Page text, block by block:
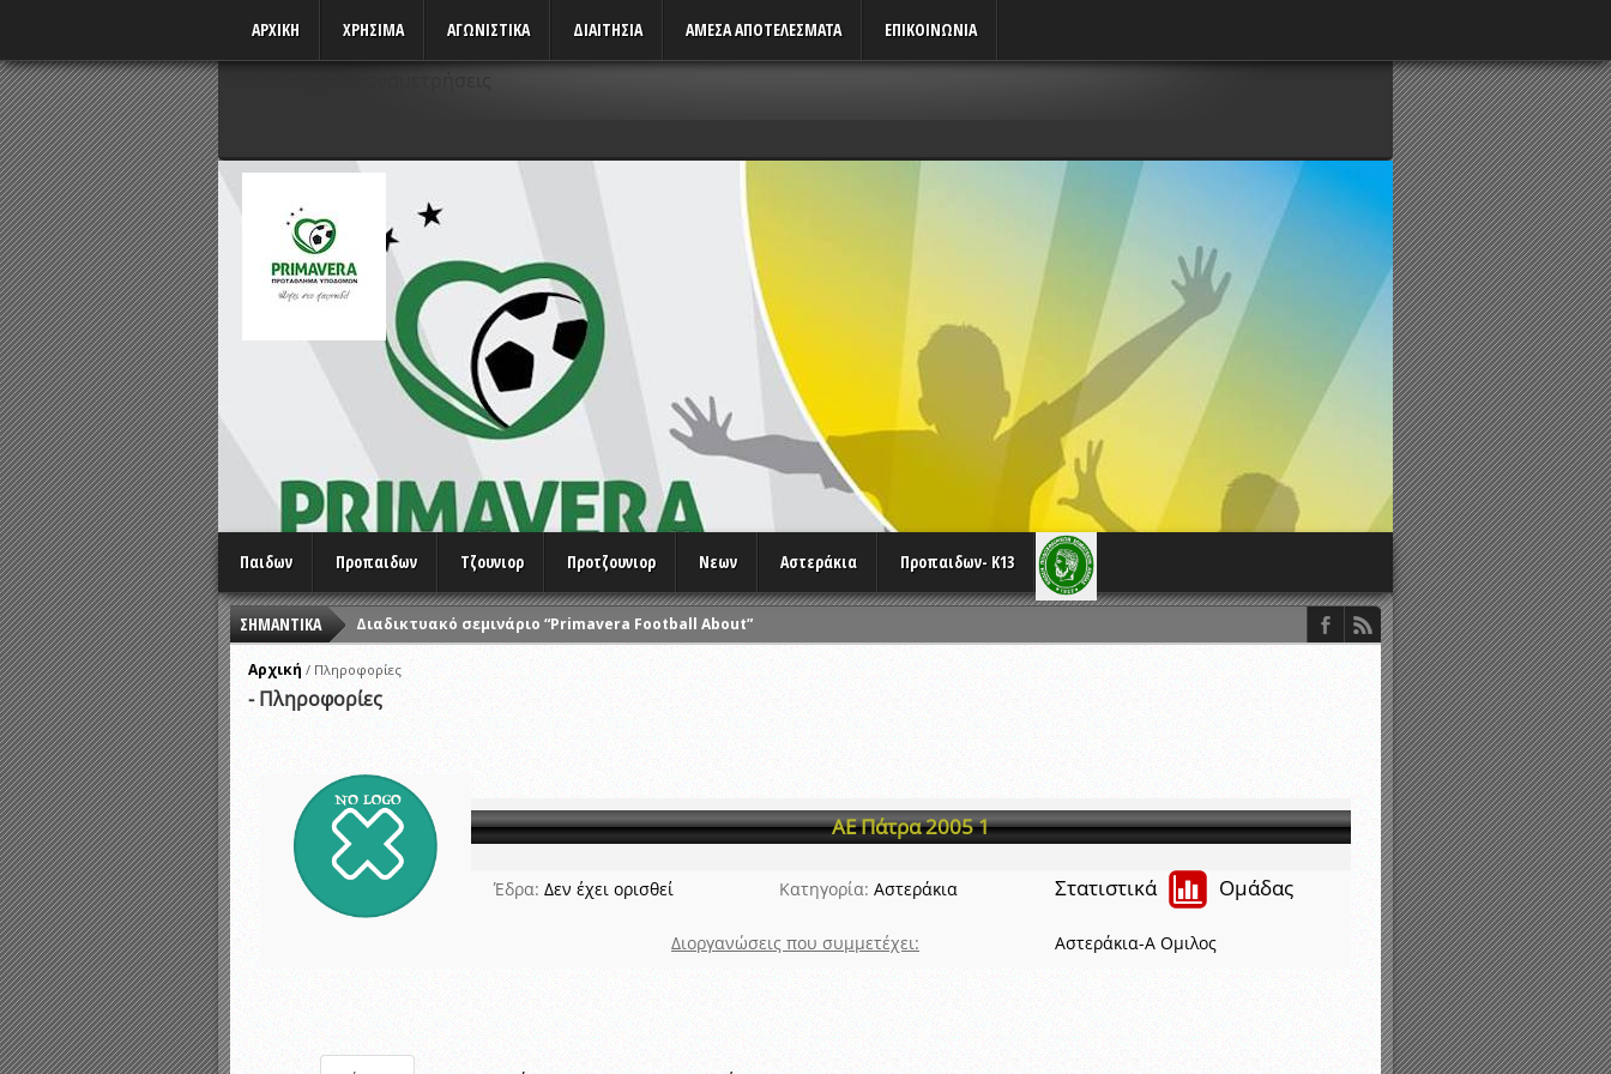
ΑΡΧΙΚΗ ΧΡΗΣΙΜΑ ΑΓΩΝΙΣΤΙΚΆ ΔΙΑΙΤΗΣΙΑ ΑΜΕΣΑ ΑΠΟΤΕΛΕΣΜΑΤΑ ΕΠΙΚΟΙΝΩΝΙΑ
Παιδων Προπαιδων Τζουνιορ Προτζουνιορ Νεων Αστεράκια Προπαιδων- K13
ΣΗΜΑΝΤΙΚΑ
Διαδικτυακό σεμινάριο “Primavera Football About”
ΑΝΑΒΟΛΗ ΟΛΩΝ ΤΩΝ ΑΓΩΝΩΝ
ΦΕΣΤΙΒΑΛ ΑΘΛΗΤΙΚΩΝ ΑΚΑΔΗΜΙΩΝ ΟΠΑΠ
ΠΡΟΓΡΑΜΜΑ ΤΕΧΝΟΜΕΤΡΙΑΣ ATHLOMETRIX
Αναβολή αγώνων λόγω καιρικών συνθηκών
Ώρες έναρξης αγώνων Πρωταθλημάτων
Αρχική / Πληροφορίες
- Πληροφορίες
ΑΕ Πάτρα 2005 1
Έδρα: Δεν έχει ορισθεί Κατηγορία: Αστεράκια Στατιστικά Ομάδας
Διοργανώσεις που συμμετέχει: Αστεράκια-Α Ομιλος